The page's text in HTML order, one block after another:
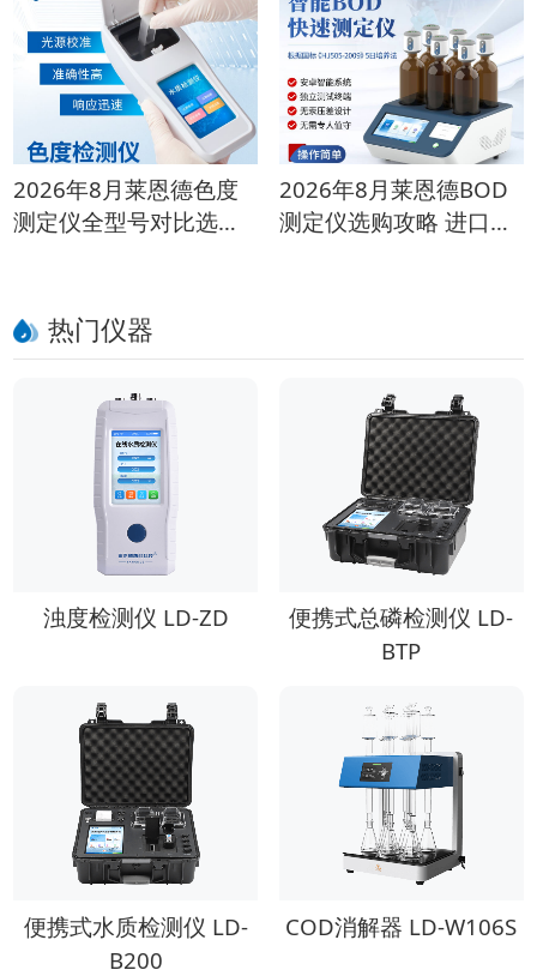
2026年8月莱恩德色度
测定仪全型号对比选购
2026年8月莱恩德BOD
测定仪选购攻略 进口对
热门仪器
浊度检测仪 LD-ZD
便携式总磷检测仪 LD-
BTP
便携式水质检测仪 LD-
B200
COD消解器 LD-W106S